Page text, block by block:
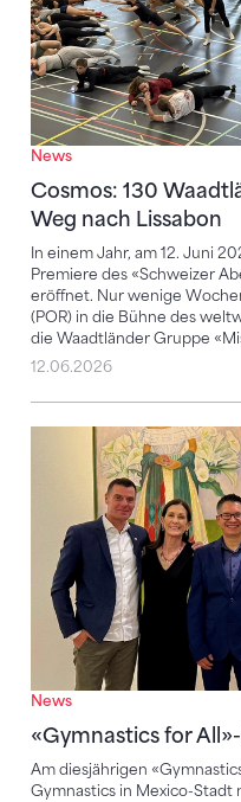
News
Cosmos: 130
Weg nach Lissabon
In einem Jahr, am 12. Juni
Premiere des «Schweizer
eröffnet. Nur wenige
(POR) in die Bühne des
die Waadtländer Gruppe
12.06.2026
News
«Gymnastics for
Am diesjährigen
Gymnastics in Mexico-Stadt
«Gymnastics for